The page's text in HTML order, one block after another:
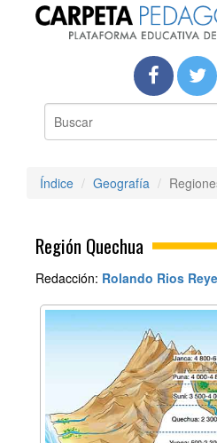
Índice Geografía
Región Quechua
Redacción: Rolando Rios